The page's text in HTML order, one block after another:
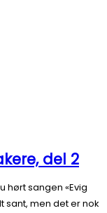
del 2
hørt sangen «Evig
sant, men det er nok